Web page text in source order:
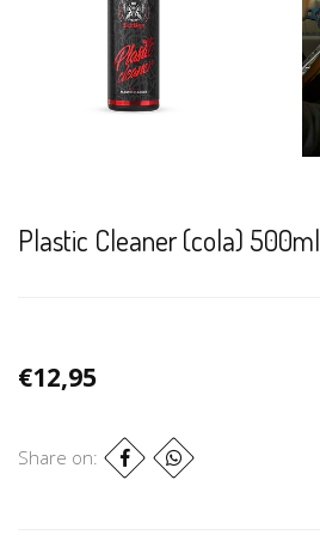
Plastic Cleaner (cola) 500ml
€12,95
Share on: